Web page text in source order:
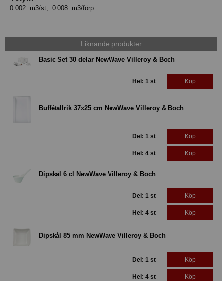
0.002 m3/st, 0.008 m3/förp
Liknande produkter
Basic Set 30 delar NewWave Villeroy & Boch
Hel: 1 st Köp
Buffétallrik 37x25 cm NewWave Villeroy & Boch
Del: 1 st Köp
Hel: 4 st Köp
Dipskål 6 cl NewWave Villeroy & Boch
Del: 1 st Köp
Hel: 4 st Köp
Dipskål 85 mm NewWave Villeroy & Boch
Del: 1 st Köp
Hel: 4 st Köp